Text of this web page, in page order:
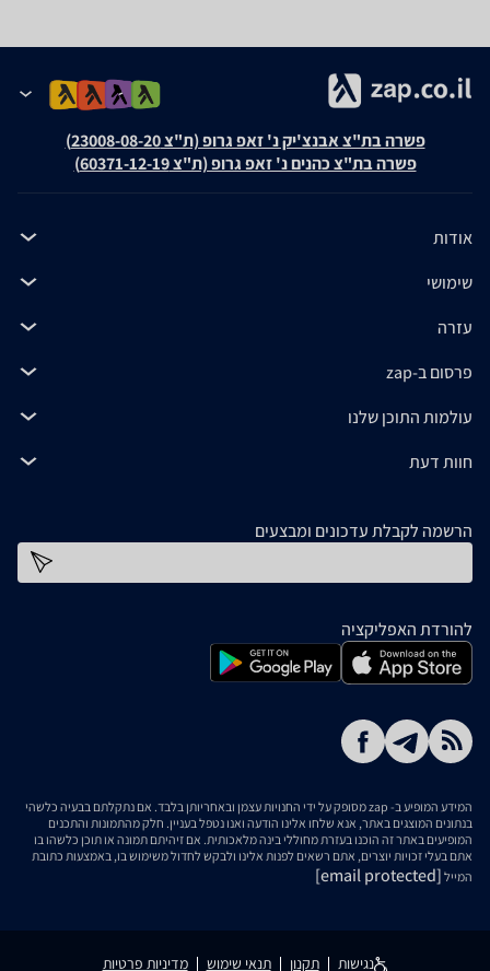
פשרה בת"צ אבנצ'יק נ' זאפ גרופ (ת"צ 23008-08-20)
פשרה בת"צ כהנים נ' זאפ גרופ (ת"צ 60371-12-19)
אודות
שימושי
עזרה
פרסום ב-zap
עולמות התוכן שלנו
חוות דעת
הרשמה לקבלת עדכונים ומבצעים
להורדת האפליקציה
המידע המופיע ב- zap מסופק על ידי החנויות עצמן ובאחריותן בלבד. אם נתקלתם בבעיה כלשהי
בנתונים המוצגים באתר, אנא שלחו אלינו הודעה ואנו נטפל בעניין. חלק מהתמונות והתכנים
המופיעים באתר זה הוכנו בעזרת מחוללי בינה מלאכותית. אם זיהיתם תמונה או תוכן כלשהו בו
אתם בעלי זכויות יוצרים, אתם רשאים לפנות אלינו ולבקש לחדול משימוש בו, באמצעות כתובת
המייל [email protected]
נגישות תקנון תנאי שימוש מדיניות פרטיות